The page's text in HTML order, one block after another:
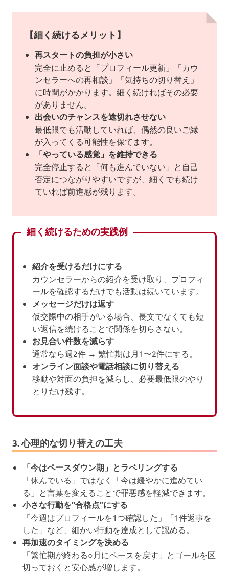
【細く続けるメリット】
再スタートの負担が小さい
完全に止めると「プロフィール更新」「カウ
ンセラーへの再相談」「気持ちの切り替え」
に時間がかかります。細く続ければその必要
がありません。
出会いのチャンスを途切れさせない
最低限でも活動していれば、偶然の良いご縁
が入ってくる可能性を保てます。
「やっている感覚」を維持できる
完全停止すると「何も進んでいない」と自己
否定につながりやすいですが、細くでも続け
ていれば前進感が残ります。
細く続けるための実践例
紹介を受けるだけにする
カウンセラーからの紹介を受け取り、プロフィ
ールを確認するだけでも活動は続いています。
メッセージだけは返す
仮交際中の相手がいる場合、長文でなくても短
い返信を続けることで関係を切らさない。
お見合い件数を減らす
通常なら週2件 → 繁忙期は月1〜2件にする。
オンライン面談や電話相談に切り替える
移動や対面の負担を減らし、必要最低限のやり
とりだけ残す。
3. 心理的な切り替えの工夫
「今はペースダウン期」とラベリングする
「休んでいる」ではなく「今は緩やかに進めてい
る」と言葉を変えることで罪悪感を軽減できます。
小さな行動を“合格点”にする
「今週はプロフィールを1つ確認した」「1件返事を
した」など、細かい行動を達成として認める。
再加速のタイミングを決める
「繁忙期が終わる○月にペースを戻す」とゴールを区
切っておくと安心感が増します。